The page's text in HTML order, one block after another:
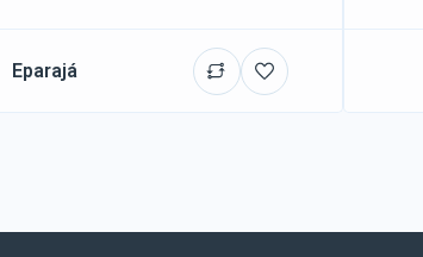
Eparajá